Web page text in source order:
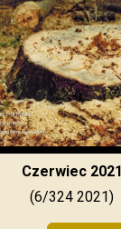
Czerwiec 2021
(6/324 2021)